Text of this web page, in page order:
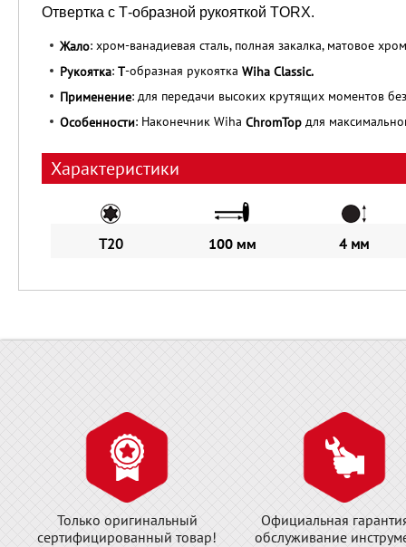
Отвертка с Т-образной рукояткой TORX.
Жало: хром-ванадиевая сталь, полная закалка, матовое
Рукоятка: Т-образная рукоятка Wiha Classic.
Применение: для передачи высоких крутящих моментов без
Особенности: Наконечник Wiha ChromТор для
Характеристики
T20 100 мм 4 мм
Только оригинальный
сертифицированный товар!
Официальная
обслуживание